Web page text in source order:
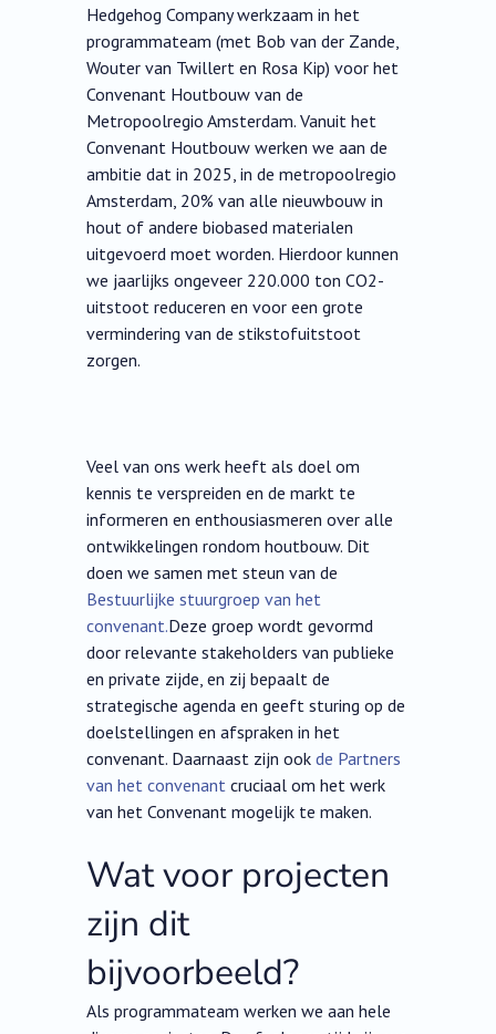
Hedgehog Company werkzaam in het
programmateam (met Bob van der Zande,
Wouter van Twillert en Rosa Kip) voor het
Convenant Houtbouw van de
Metropoolregio Amsterdam. Vanuit het
Convenant Houtbouw werken we aan de
ambitie dat in 2025, in de metropoolregio
Amsterdam, 20% van alle nieuwbouw in
hout of andere biobased materialen
uitgevoerd moet worden. Hierdoor kunnen
we jaarlijks ongeveer 220.000 ton CO2-
uitstoot reduceren en voor een grote
vermindering van de stikstofuitstoot
zorgen.
Veel van ons werk heeft als doel om
kennis te verspreiden en de markt te
informeren en enthousiasmeren over alle
ontwikkelingen rondom houtbouw. Dit
doen we samen met steun van de
Bestuurlijke stuurgroep van het
convenant.Deze groep wordt gevormd
door relevante stakeholders van publieke
en private zijde, en zij bepaalt de
strategische agenda en geeft sturing op de
doelstellingen en afspraken in het
convenant. Daarnaast zijn ookde Partners
van het convenant cruciaal om het werk
van het Convenant mogelijk te maken.
Wat voor projecten
zijn dit
bijvoorbeeld?
Als programmateam werken we aan hele